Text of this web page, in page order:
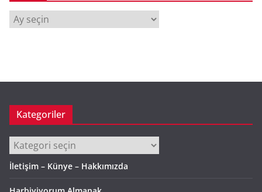
Kategoriler
Kategoriler
İletişim – Künye – Hakkımızda